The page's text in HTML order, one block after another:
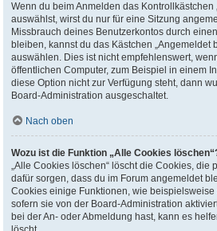
Wenn du beim Anmelden das Kontrollkästchen
auswählst, wirst du nur für eine Sitzung
Missbrauch deines Benutzerkontos durch
bleiben, kannst du das Kästchen „Angemeldet
auswählen. Dies ist nicht empfehlenswert,
öffentlichen Computer, zum Beispiel in einem
diese Option nicht zur Verfügung steht, dann
Board-Administration ausgeschaltet.
Nach oben
Wozu ist die Funktion „Alle Cookies
„Alle Cookies löschen“ löscht die Cookies, die
dafür sorgen, dass du im Forum angemeldet
Cookies einige Funktionen, wie beispielsweise
sofern sie von der Board-Administration
bei der An- oder Abmeldung hast, kann es